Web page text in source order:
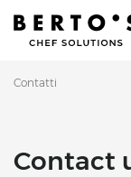
Contatti
Contact